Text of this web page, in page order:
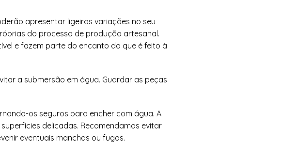
apresentar ligeiras variações no seu
do processo de produção artesanal.
e fazem parte do encanto do que é feito à
a submersão em água. Guardar as peças
os seguros para encher com água. A
delicadas. Recomendamos evitar
eventuais manchas ou fugas.